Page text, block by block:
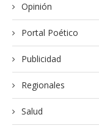
Opinión
Portal Poético
Publicidad
Regionales
Salud